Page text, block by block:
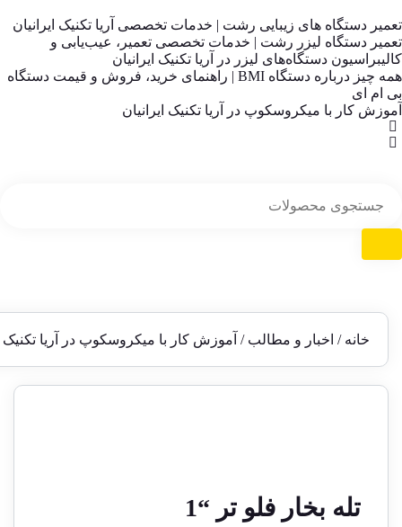
تعمیر دستگاه های زیبایی رشت | خدمات تخصصی آریا تکنیک ایرانیان
تعمیر دستگاه لیزر رشت | خدمات تخصصی تعمیر، عیب‌یابی و
کالیبراسیون دستگاه‌های لیزر در آریا تکنیک ایرانیان
همه چیز درباره دستگاه BMI | راهنمای خرید، فروش و قیمت دستگاه
بی ام ای
آموزش کار با میکروسکوپ در آریا تکنیک ایرانیان
خانه / اخبار و مطالب / آموزش کار با میکروسکوپ در آریا تکنیک
تله بخار فلو تر “1